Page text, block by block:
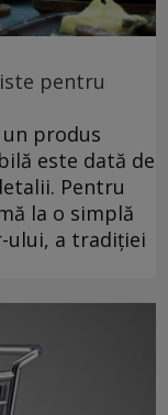
pentru
produs
este dată de
Pentru
la o simplă
ului, a tradiției